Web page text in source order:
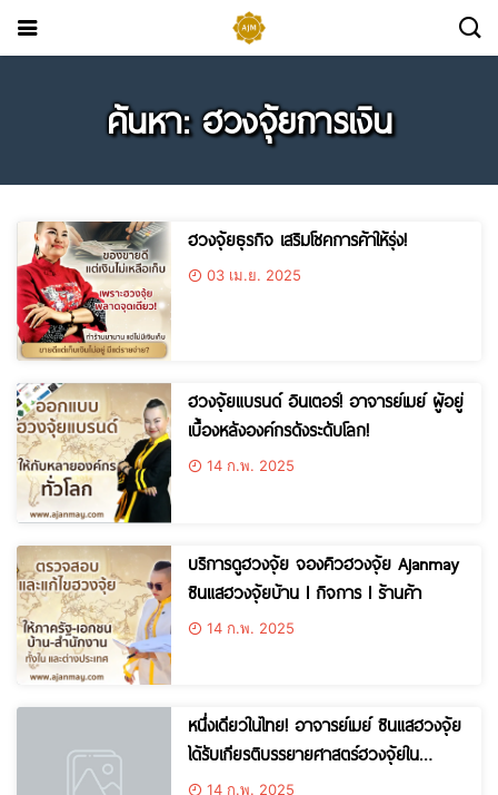
ค้นหา: ฮวงจุ้ยการเงิน
ฮวงจุ้ยธุรกิจ เสริมโชคการค้าให้รุ่ง!
03 เม.ย. 2025
ฮวงจุ้ยแบรนด์ อินเตอร์! อาจารย์เมย์ ผู้อยู่
เบื้องหลังองค์กรดังระดับโลก!
14 ก.พ. 2025
บริการดูฮวงจุ้ย จองคิวฮวงจุ้ย Ajanmay
ซินแสฮวงจุ้ยบ้าน l กิจการ l ร้านค้า
14 ก.พ. 2025
หนึ่งเดียวในไทย! อาจารย์เมย์ ซินแสฮวงจุ้ย
ได้รับเกียรติบรรยายศาสตร์ฮวงจุ้ยใน
ทำเนียบรัฐบาล!
14 ก.พ. 2025